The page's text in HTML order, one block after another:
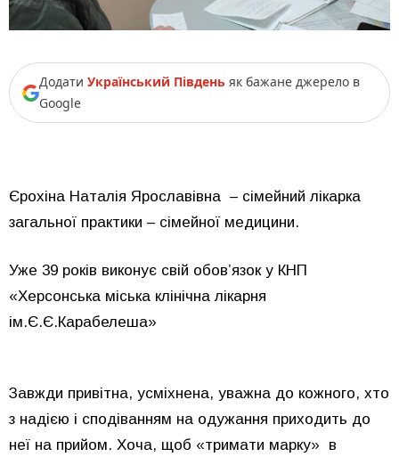
Додати Український Південь як бажане джерело в
Google
Єрохіна Наталія Ярославівна – сімейний лікарка
загальної практики – сімейної медицини.
Уже 39 років виконує свій обов’язок у КНП
«Херсонська міська клінічна лікарня
ім.Є.Є.Карабелеша»
Завжди привітна, усміхнена, уважна до кожного, хто
з надією і сподіванням на одужання приходить до
неї на прийом. Хоча, щоб «тримати марку» в